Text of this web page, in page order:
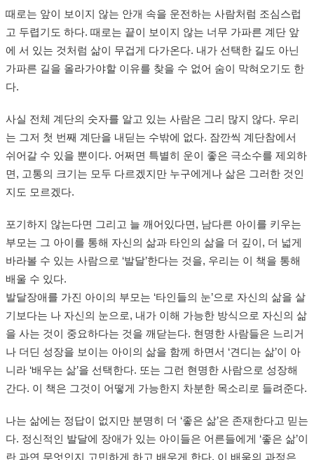
때로는 앞이 보이지 않는 안개 속을 운전하는 사람처럼 조심스럽
고 두렵기도 하다. 때로는 끝이 보이지 않는 너무 가파른 계단 앞
에 서 있는 것처럼 삶이 무겁게 다가온다. 내가 선택한 길도 아닌
가파른 길을 올라가야할 이유를 찾을 수 없어 숨이 막혀오기도 한
다.
사실 전체 계단의 숫자를 알고 있는 사람은 그리 많지 않다. 우리
는 그저 첫 번째 계단을 내딛는 수밖에 없다. 잠깐씩 계단참에서
쉬어갈 수 있을 뿐이다. 어쩌면 특별히 운이 좋은 극소수를 제외하
면, 고통의 크기는 모두 다르겠지만 누구에게나 삶은 그러한 것인
지도 모르겠다.
포기하지 않는다면 그리고 늘 깨어있다면, 남다른 아이를 키우는
부모는 그 아이를 통해 자신의 삶과 타인의 삶을 더 깊이, 더 넓게
바라볼 수 있는 사람으로 ‘발달’한다는 것을, 우리는 이 책을 통해
배울 수 있다.
발달장애를 가진 아이의 부모는 ‘타인들의 눈’으로 자신의 삶을 살
기보다는 나 자신의 눈으로, 내가 이해 가능한 방식으로 자신의 삶
을 사는 것이 중요하다는 것을 깨닫는다. 현명한 사람들은 느리거
나 더딘 성장을 보이는 아이의 삶을 함께 하면서 ‘견디는 삶’이 아
니라 ‘배우는 삶’을 선택한다. 또는 그런 현명한 사람으로 성장해
간다. 이 책은 그것이 어떻게 가능한지 차분한 목소리로 들려준다.
나는 삶에는 정답이 없지만 분명히 더 ‘좋은 삶’은 존재한다고 믿는
다. 정신적인 발달에 장애가 있는 아이들은 어른들에게 ‘좋은 삶’이
란 과연 무엇인지 고민하게 하고 배우게 한다. 이 배움의 과정은